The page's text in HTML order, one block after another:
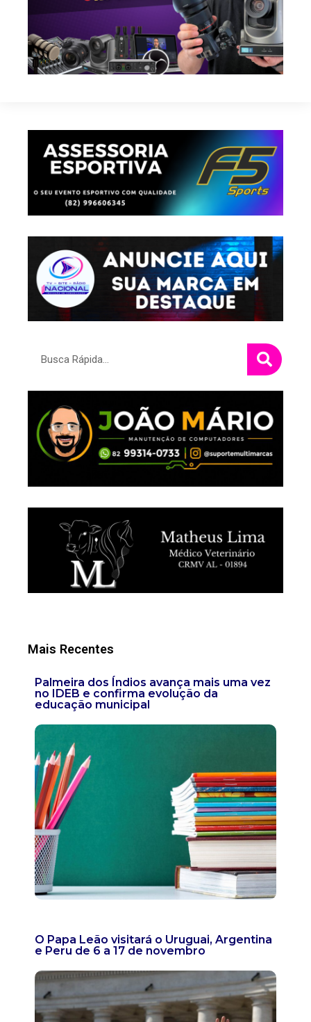
Mais Recentes
Palmeira dos Índios avança mais uma vez
no IDEB e confirma evolução da
educação municipal
O Papa Leão visitará o Uruguai, Argentina
e Peru de 6 a 17 de novembro